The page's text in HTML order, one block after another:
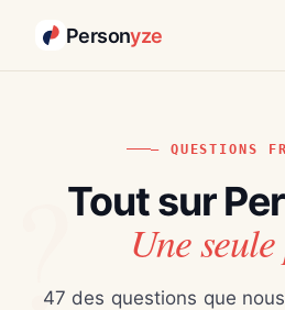
Personyze
— QUESTIONS
Tout sur
Une
47 des questions que